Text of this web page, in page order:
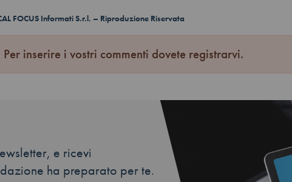
FOCUS Informati S.r.l. – Riproduzione Riservata
Per inserire i vostri commenti dovete registrarvi.
e ricevi
ha preparato per te.